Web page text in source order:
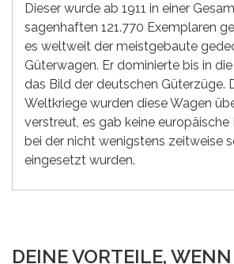
Dieser wurde ab 1911 in einer
sagenhaften 121.770 Exemplaren
es weltweit der meistgebaute
Güterwagen. Er dominierte bis in
das Bild der deutschen Güterzüge.
Weltkriege wurden diese Wagen
verstreut, es gab keine
bei der nicht wenigstens zeitweise
eingesetzt wurden.
DEINE VORTEILE,